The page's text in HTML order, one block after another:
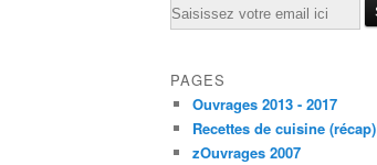
Email
PAGES
Ouvrages 2013 - 2017
Recettes de cuisine (récap)
zOuvrages 2007